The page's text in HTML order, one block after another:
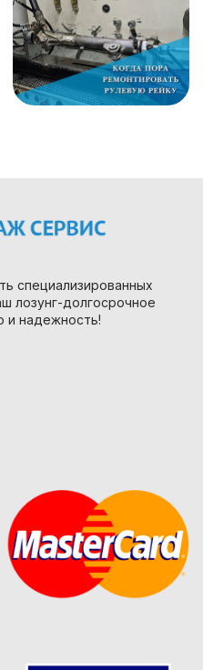
специализированных
лозунг-долгосрочное
и надежность!